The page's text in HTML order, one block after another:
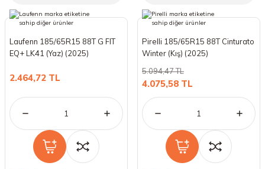
Laufenn 185/65R15 88T G FIT
EQ+ LK41 (Yaz) (2025)
2.464,72 TL
Pirelli 185/65R15 88T Cinturato
Winter (Kış) (2025)
4.075,58 TL
5.094,47 TL